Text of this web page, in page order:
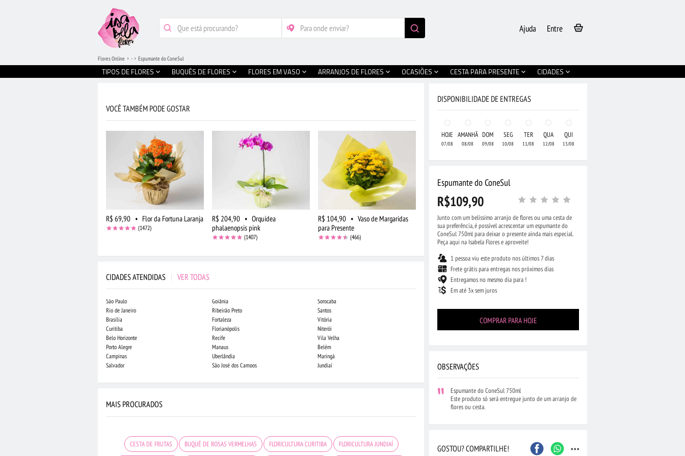
Entre
Ajuda
TIPOS DE FLORES BUQUÊS DE FLORES FLORES EM VASO ARRANJOS DE FLORES OCASIÕES CESTA PARA PRESENTE CIDADES
Flores Online - Espumante do ConeSul
VOCÊ TAMBÉM PODE GOSTAR
R$ 69,90 • Flor da Fortuna Laranja
(1472)
R$ 204,90 • Orquídea
phalaenopsis pink
(1407)
R$ 104,90 • Vaso de Margaridas
para Presente
(466)
CIDADES ATENDIDAS | VER TODAS
São Paulo
Rio de Janeiro
Brasília
Curitiba
Belo Horizonte
Porto Alegre
Campinas
Salvador
Goiânia
Ribeirão Preto
Fortaleza
Florianópolis
Recife
Manaus
Uberlândia
São José dos Campos
Sorocaba
Santos
Vitória
Niterói
Vila Velha
Belém
Maringá
Jundiaí
Indaiatuba
Piracicaba
São Luis
João Pessoa
Contagem
Joinville
Barueri
Nova Iguaçu
MAIS PROCURADOS
CESTA DE FRUTAS BUQUÊ DE ROSAS VERMELHAS FLORICULTURA CURITIBA FLORICULTURA JUNDIAÍ
DISPONIBILIDADE DE ENTREGAS
HOJE
07/08
AMANHÃ
08/08
DOM
09/08
SEG
10/08
TER
11/08
QUA
12/08
QUI
13/08
Espumante do ConeSul
R$109,90
Junto com um belíssimo arranjo de flores ou uma cesta de
sua preferência, é possível acrescentar um espumante do
ConeSul 750ml para deixar o presente ainda mais especial.
Peça aqui na Isabela Flores e aproveite!
1 pessoa viu este produto nos últimos 7 dias
Frete grátis para entregas nos próximos dias
Entregamos no mesmo dia para !
Em até 3x sem juros
COMPRAR PARA HOJE
OBSERVAÇÕES
Espumante do ConeSul 750ml
Este produto só será entregue junto de um arranjo de
flores ou cesta.
GOSTOU? COMPARTILHE! ...